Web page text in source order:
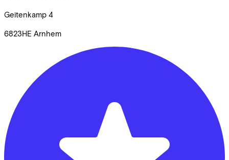
Geitenkamp 4
6823HE Arnhem